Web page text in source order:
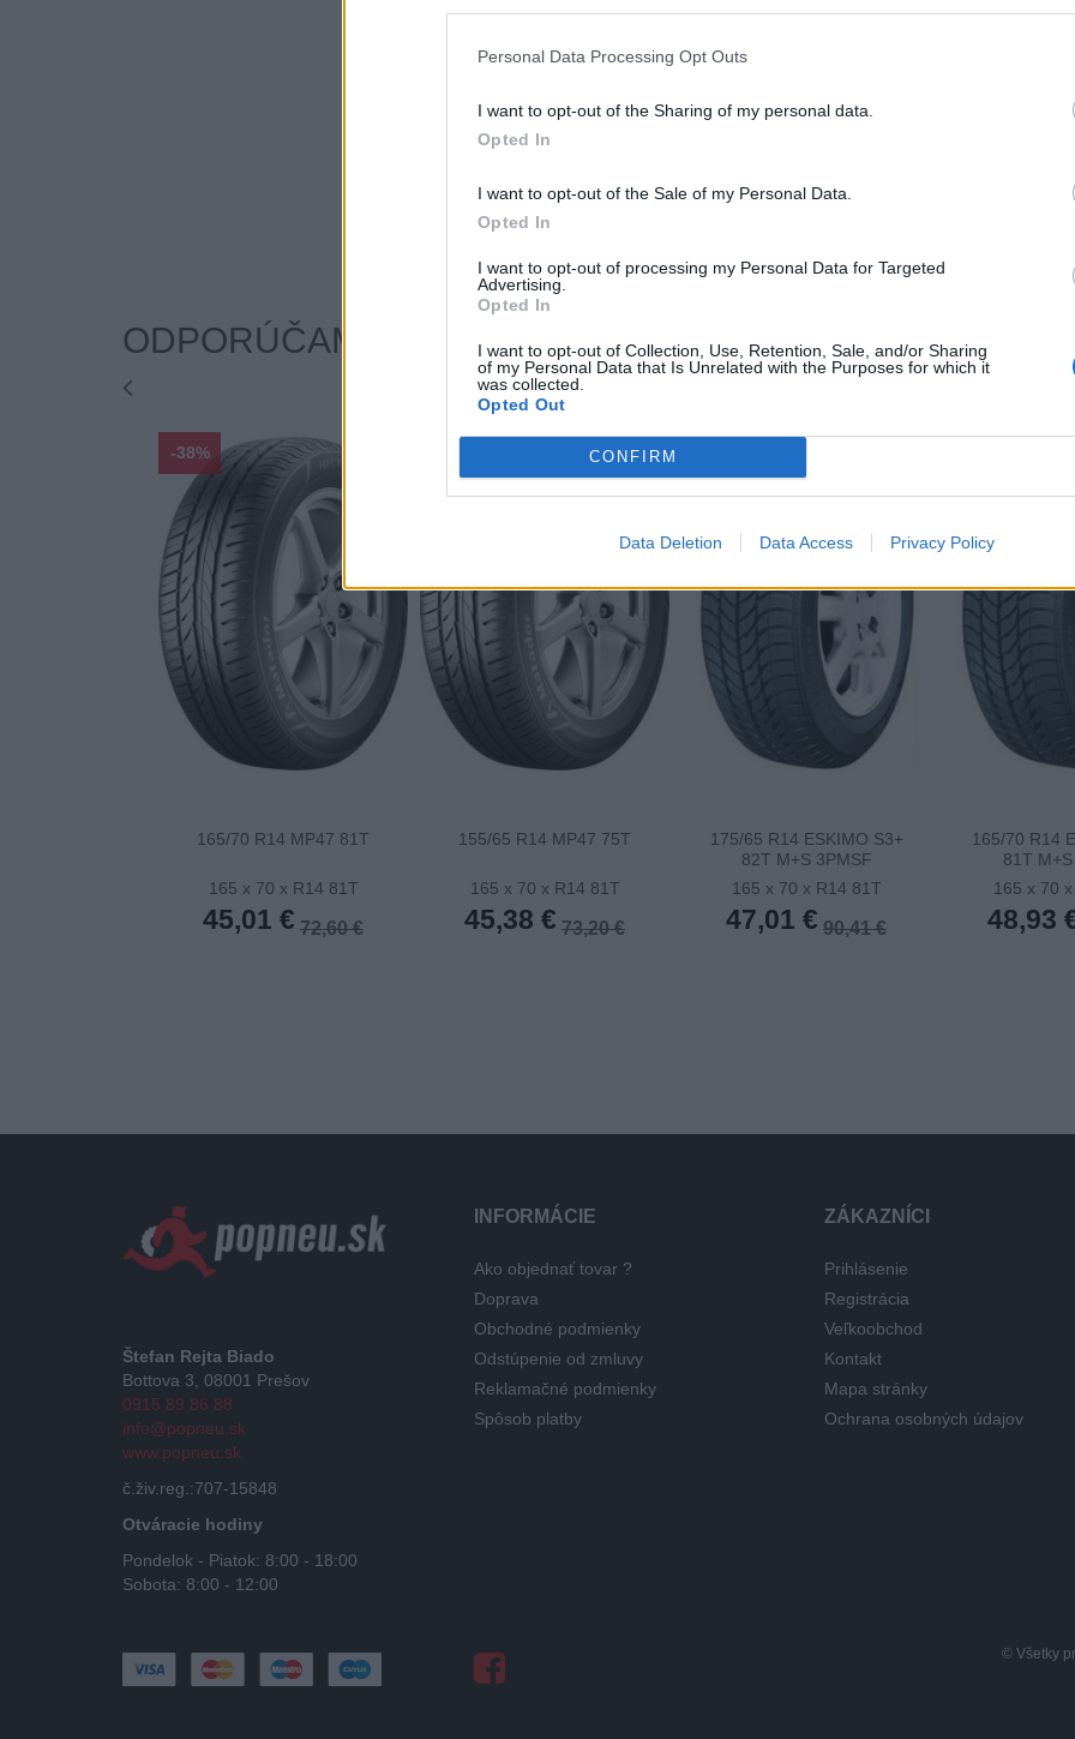
Personal Data Processing Opt Outs
I want to opt-out of the Sharing of my personal data.
Opted In
I want to opt-out of the Sale of my Personal Data.
Opted In
I want to opt-out of processing my Personal Data for Targeted
Advertising.
Opted In
I want to opt-out of Collection, Use, Retention, Sale, and/or Sharing
of my Personal Data that Is Unrelated with the Purposes for which it
was collected.
Opted Out
CONFIRM
Data Deletion Data Access Privacy Policy
Spotreba paliva:
C
Valivý odpor:
ODPORÚČAME
-38%
165/70 R14 MP47 81T
165 x 70 x R14 81T
45,01 € 72,60 €
155/65 R14 MP47 75T
165 x 70 x R14 81T
45,38 € 73,20 €
175/65 R14 ESKIMO S3+
82T M+S 3PMSF
165 x 70 x R14 81T
47,01 € 90,41 €
165/70 R14
81T
165 x 70
48,93
Štefan Rejta Biado
Bottova 3, 08001 Prešov
0915 89 86 88
info@popneu.sk
www.popneu.sk
č.živ.reg.:707-15848
Otváracie hodiny
Pondelok - Piatok: 8:00 - 18:00
Sobota: 8:00 - 12:00
INFORMÁCIE
Ako objednať tovar ?
Doprava
Obchodné podmienky
Odstúpenie od zmluvy
Reklamačné podmienky
Spôsob platby
ZÁKAZNÍCI
Prihlásenie
Registrácia
Veľkoobchod
Kontakt
Mapa stránky
Ochrana osobných údajov
© Všetky